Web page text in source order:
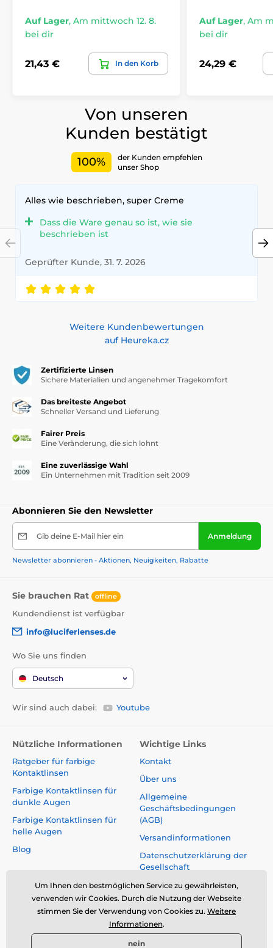
Auf Lager, Am mittwoch 12. 8.
bei dir
21,43 € In den Korb
Auf Lager, Am
bei dir
24,29 €
Von unseren
Kunden bestätigt
100%
der Kunden empfehlen
unser Shop
Alles wie beschrieben, super Creme
Dass die Ware genau so ist, wie sie
beschrieben ist
Geprüfter Kunde, 31. 7. 2026
Weitere Kundenbewertungen
auf Heureka.cz
Zertifizierte Linsen
Sichere Materialien und angenehmer Tragekomfort
Das breiteste Angebot
Schneller Versand und Lieferung
Fairer Preis
Eine Veränderung, die sich lohnt
Eine zuverlässige Wahl
Ein Unternehmen mit Tradition seit 2009
Abonnieren Sie den Newsletter
Gib deine E-Mail hier ein Anmeldung
Newsletter abonnieren - Aktionen, Neuigkeiten, Rabatte
Sie brauchen Rat offline
Kundendienst ist verfügbar
info@luciferlenses.de
Wo Sie uns finden
Deutsch
Wir sind auch dabei: Youtube
Nützliche Informationen
Ratgeber für farbige
Kontaktlinsen
Farbige Kontaktlinsen für
dunkle Augen
Farbige Kontaktlinsen für
helle Augen
Blog
Wichtige Links
Kontakt
Über uns
Allgemeine
Geschäftsbedingungen
(AGB)
Versandinformationen
Datenschutzerklärung der
Gesellschaft
Reklamationen und Rücktritt
vom Vertrag
Sicherheit und Qualität ohne
Kompromisse
Um Ihnen den bestmöglichen Service zu gewährleisten,
verwenden wir Cookies. Durch die Nutzung der Webseite
stimmen Sie der Verwendung von Cookies zu. Weitere
Informationen.
nein